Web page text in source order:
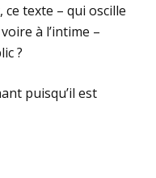
ce texte – qui oscille
à l’intime –
?
puisqu’il est